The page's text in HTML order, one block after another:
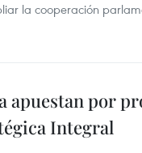
la cooperación
apuestan por
Integral